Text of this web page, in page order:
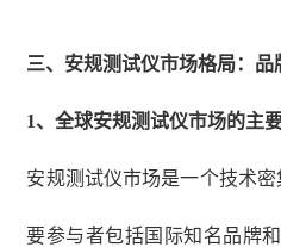
三、安规测试仪市场格局：
1、全球安规测试仪市场的主
安规测试仪市场是一个技术
要参与者包括国际知名品牌